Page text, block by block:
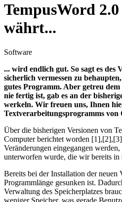
TempusWord
währt...
Software
... wird endlich gut. So sagt es des
sicherlich vermessen zu
gutes Programm. Aber getreu
nie fertig ist, gab es an der
werkeln. Wir freuen uns, Ihnen
Textverarbeitungsprogramms von
Über die bisherigen Versionen von
Computer berichtet worden
Veränderungen eingegangen
unterworfen wurde, die wir bereits in
Bereits bei der Installation der neuen
Programmlänge gesunken ist.
Verwaltung des Speicherplatzes
weniger Speicher, was gerade